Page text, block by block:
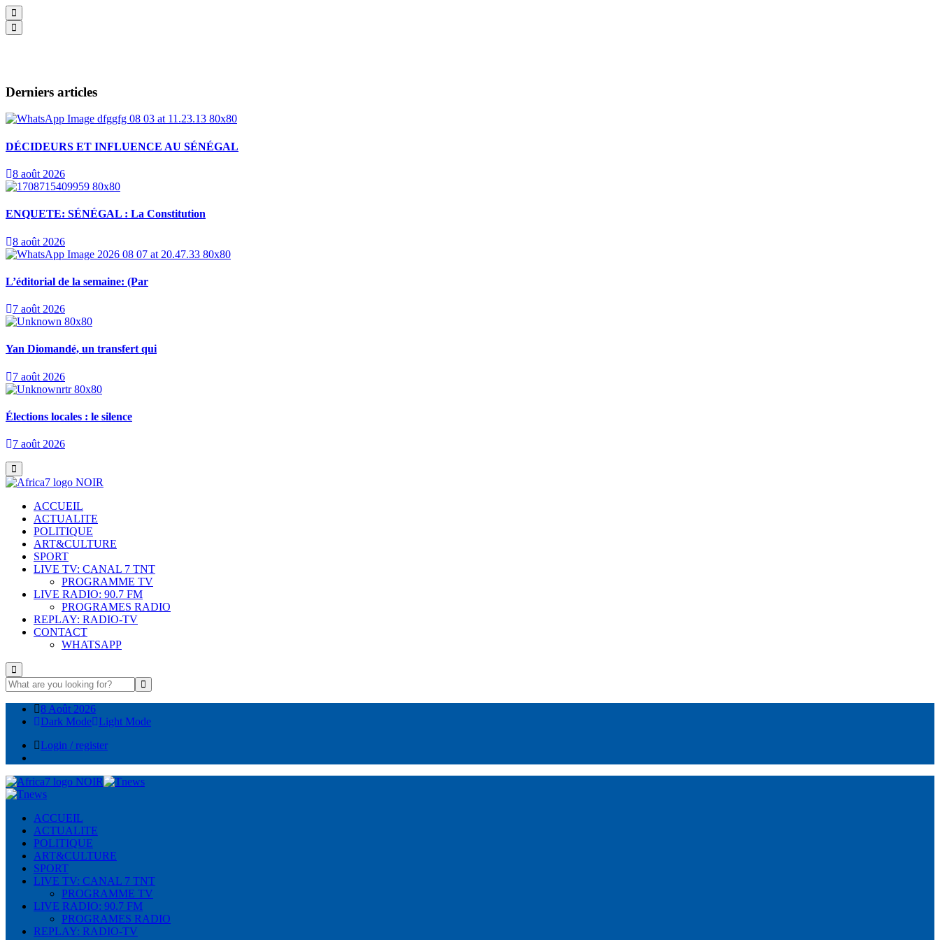
Derniers articles
DÉCIDEURS ET INFLUENCE AU SÉNÉGAL
8 août 2026
ENQUETE: SÉNÉGAL : La Constitution
8 août 2026
L’éditorial de la semaine: (Par
7 août 2026
Yan Diomandé, un transfert qui
7 août 2026
Élections locales : le silence
7 août 2026
ACCUEIL
ACTUALITE
POLITIQUE
ART&CULTURE
SPORT
LIVE TV: CANAL 7 TNT
PROGRAMME TV
LIVE RADIO: 90.7 FM
PROGRAMES RADIO
REPLAY: RADIO-TV
CONTACT
WHATSAPP
8 Août 2026
Dark Mode
Light Mode
Login / register
ACCUEIL
ACTUALITE
POLITIQUE
ART&CULTURE
SPORT
LIVE TV: CANAL 7 TNT
PROGRAMME TV
LIVE RADIO: 90.7 FM
PROGRAMES RADIO
REPLAY: RADIO-TV